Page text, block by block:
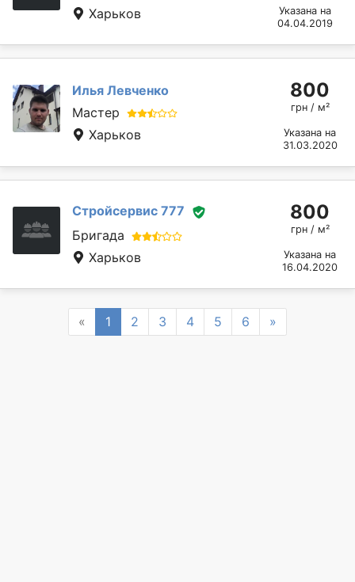
Харьков
Указана на
04.04.2019
Илья Левченко
Мастер
Харьков
800
грн / м²
Указана на
31.03.2020
Стройсервис 777
Бригада
Харьков
800
грн / м²
Указана на
16.04.2020
« Previous
1 2 3 4 5 6 »